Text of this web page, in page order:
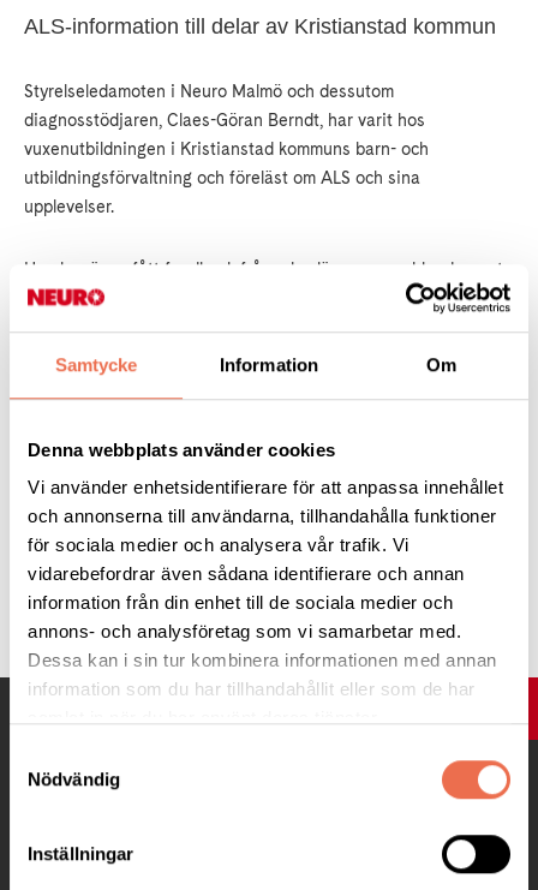
Samtycke Information Om
Denna webbplats använder cookies
Vi använder enhetsidentifierare för att anpassa innehållet
och annonserna till användarna, tillhandahålla funktioner
för sociala medier och analysera vår trafik. Vi
vidarebefordrar även sådana identifierare och annan
information från din enhet till de sociala medier och
annons- och analysföretag som vi samarbetar med.
Dessa kan i sin tur kombinera informationen med annan
information som du har tillhandahållit eller som de har
Nödvändig
Inställningar
ALS-information till delar av Kristianstad kommun
Styrelseledamoten i Neuro Malmö och dessutom
diagnosstödjaren, Claes-Göran Berndt, har varit hos
vuxenutbildningen i Kristianstad kommuns barn- och
utbildningsförvaltning och föreläst om ALS och sina
upplevelser.
Han har även fått feedback från yrkesläraren som bland annat
skrev: "Jag vill tacka dig för din fantastiska föreläsning igår om
ALS och dina upplevelser! Vi var djupt imponerade och tyckte
det var oerhört intressant att få ta del av din liv! Vi fick
alla - tack!"
Innehållsansvarig: Neuro Malmö
Tipsa